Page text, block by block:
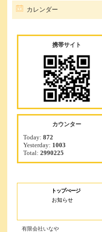
カレンダー
携帯サイト
カウンター
Today: 872
Yesterday: 1003
Total: 2990225
トップぺージ
お知らせ
有限会社いなや